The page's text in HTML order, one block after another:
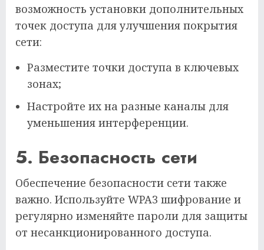
возможность установки дополнительных
точек доступа для улучшения покрытия
сети:
Разместите точки доступа в ключевых
зонах;
Настройте их на разные каналы для
уменьшения интерференции.
5. Безопасность сети
Обеспечение безопасности сети также
важно. Используйте WPA3 шифрование и
регулярно изменяйте пароли для защиты
от несанкционированного доступа.